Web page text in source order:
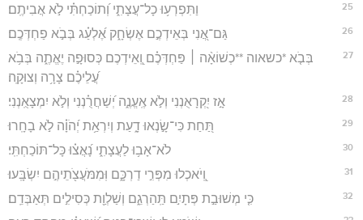
25 וַתִּפְרְע֥וּ כָל־עֲצָתִ֑י וְ֝תוֹכַחְתִּ֗י לֹ֣א אֲבִיתֶֽם׃
26 גַּם־אֲ֭נִי בְּאֵידְכֶ֣ם אֶשְׂחָ֑ק אֶ֝לְעַ֗ג בְּבֹ֣א פַחְדְּכֶֽם׃
27
בְּבֹ֤א *כשאוה **כְשׁוֹאָ֨ה ׀ פַּחְדְּכֶ֗ם וְֽ֭אֵידְכֶם כְּסוּפָ֣ה יֶאֱתֶ֑ה בְּבֹ֥א
עֲ֝לֵיכֶ֗ם צָרָ֥ה וְצוּקָֽה׃
28 אָ֣ז יִ֭קְרָאֻנְנִי וְלֹ֣א אֶֽעֱנֶ֑ה יְ֝שַׁחֲרֻ֗נְנִי וְלֹ֣א יִמְצָאֻֽנְנִי׃
29 תַּ֭חַת כִּי־שָׂ֣נְאוּ דָ֑עַת וְיִרְאַ֥ת יְ֝הֹוָ֗ה לֹ֣א בָחָֽרוּ׃
30 לֹא־אָב֥וּ לַעֲצָתִ֑י נָ֝אֲצ֗וּ כָּל־תּוֹכַחְתִּֽי׃
31 וְֽ֭יֹאכְלוּ מִפְּרִ֣י דַרְכָּ֑ם וּֽמִמֹּעֲצֹ֖תֵיהֶ֣ם יִשְׂבָּֽעוּ׃
32 כִּ֤י מְשׁוּבַ֣ת פְּתָיִ֣ם תַּֽהַרְגֵ֑ם וְשַׁלְוַ֖ת כְּסִילִ֣ים תְּאַבְּדֵֽם׃